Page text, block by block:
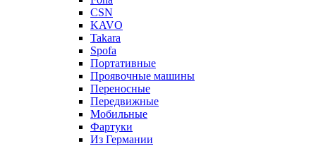
CSN
KAVO
Takara
Spofa
Портативные
Проявочные машины
Переносные
Передвижные
Мобильные
Фартуки
Из Германии